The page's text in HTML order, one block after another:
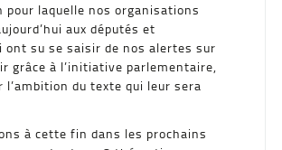
pour laquelle nos organisations
aux députés et
ont su se saisir de nos alertes sur
grâce à l’initiative parlementaire,
l’ambition du texte qui leur sera
à cette fin dans les prochains